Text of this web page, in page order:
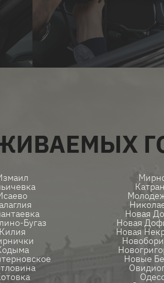
Бугаз
Килия
Новая
Новая
Новая
Новые